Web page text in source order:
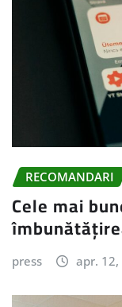
RECOMANDARI
Cele mai
press apr. 12,